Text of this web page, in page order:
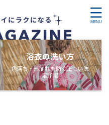
浴衣の洗い方
色落ち・形崩れを防ぐ正しい洗
濯手順